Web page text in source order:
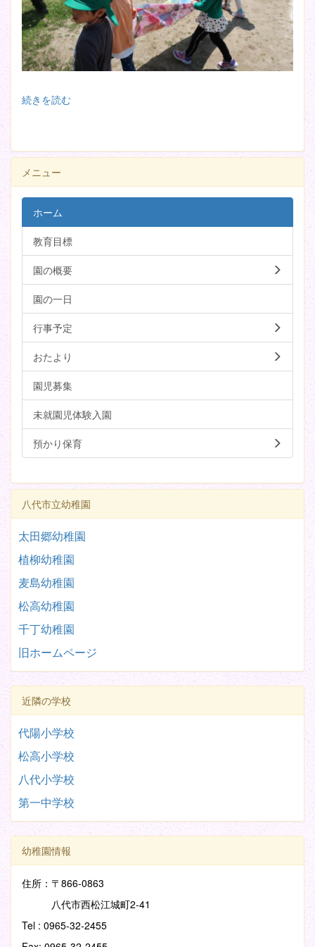
続きを読む
メニュー
ホーム
教育目標
園の概要
園の一日
行事予定
おたより
園児募集
未就園児体験入園
預かり保育
八代市立幼稚園
太田郷幼稚園
植柳幼稚園
麦島幼稚園
松高幼稚園
千丁幼稚園
旧ホームページ
近隣の学校
代陽小学校
松高小学校
八代小学校
第一中学校
幼稚園情報
住所：〒866-0863
八代市西松江城町2-41
Tel : 0965-32-2455